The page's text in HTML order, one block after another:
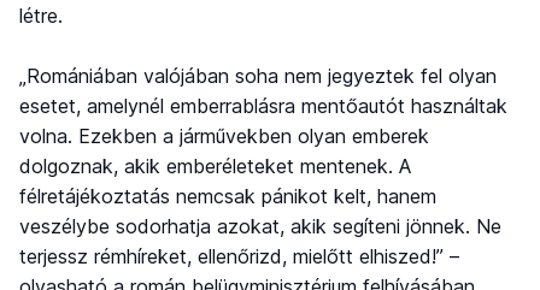
létre.
„Romániában valójában soha nem jegyeztek fel olyan
esetet, amelynél emberrablásra mentőautót használtak
volna. Ezekben a járművekben olyan emberek
dolgoznak, akik emberéleteket mentenek. A
félretájékoztatás nemcsak pánikot kelt, hanem
veszélybe sodorhatja azokat, akik segíteni jönnek. Ne
terjessz rémhíreket, ellenőrizd, mielőtt elhiszed!” –